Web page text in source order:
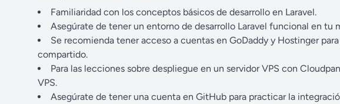
Familiaridad con los conceptos básicos de desarrollo en Laravel.
Asegúrate de tener un entorno de desarrollo Laravel funcional en tu
Se recomienda tener acceso a cuentas en GoDaddy y Hostinger
compartido.
Para las lecciones sobre despliegue en un servidor VPS con
VPS.
Asegúrate de tener una cuenta en GitHub para practicar la